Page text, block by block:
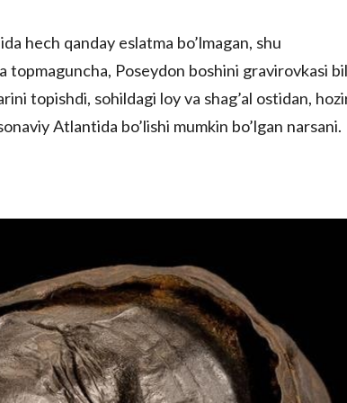
hech qanday eslatma bo’lmagan, shu
Poseydon boshini gravirovkasi
topishdi, sohildagi loy va shag’al ostidan,
Atlantida bo’lishi mumkin bo’lgan narsani.